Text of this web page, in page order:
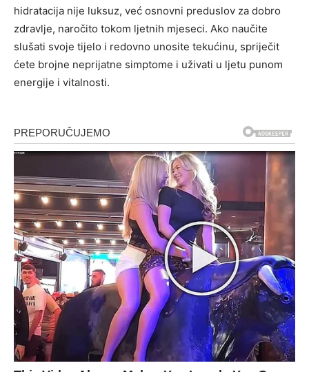
hidratacija nije luksuz, već osnovni preduslov za dobro
zdravlje, naročito tokom ljetnih mjeseci. Ako naučite
slušati svoje tijelo i redovno unosite tekućinu, spriječit
ćete brojne neprijatne simptome i uživati u ljetu punom
energije i vitalnosti.